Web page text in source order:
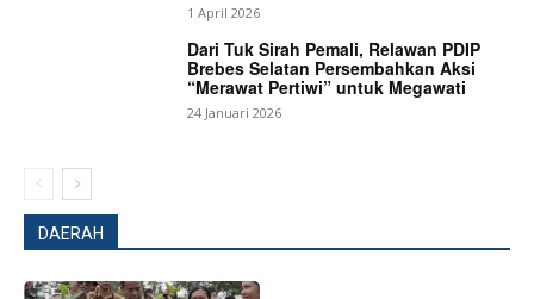
1 April 2026
Dari Tuk Sirah Pemali, Relawan PDIP
Brebes Selatan Persembahkan Aksi
“Merawat Pertiwi” untuk Megawati
24 Januari 2026
DAERAH